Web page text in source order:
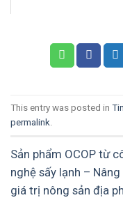
This entry was posted in
permalink
Sản phẩm OCOP từ
nghệ sấy lạnh –
giá trị nông sản địa